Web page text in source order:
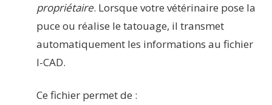
propriétaire. Lorsque votre vétérinaire pose la
puce ou réalise le tatouage, il transmet
automatiquement les informations au fichier
I-CAD.
Ce fichier permet de :